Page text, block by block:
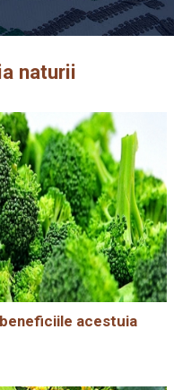
naturii
acestuia